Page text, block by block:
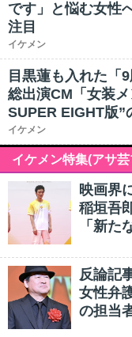
です」と悩む女性
注目
イケメン
目黒蓮も入れた「
総出演CM「女装
SUPER EIGHT版”
イケメン
イケメン特集(アサ
映画界
稲垣吾
「新た
反論記
女性弁
の担当